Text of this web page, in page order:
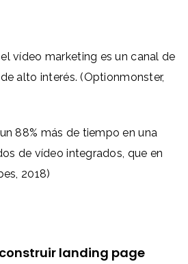
vídeo marketing es un canal de
alto interés. (Optionmonster,
88% más de tiempo en una
de vídeo integrados, que en
2018)
construir landing page